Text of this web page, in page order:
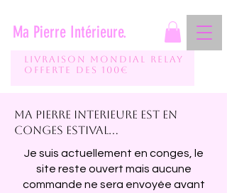
Ma Pierre Intérieure.
Livraison mondial relay
Offerte des 100€
Ma pierre interieure est en
conges estival...
Je suis actuellement en conges, le
site reste ouvert mais aucune
commande ne sera envoyée avant